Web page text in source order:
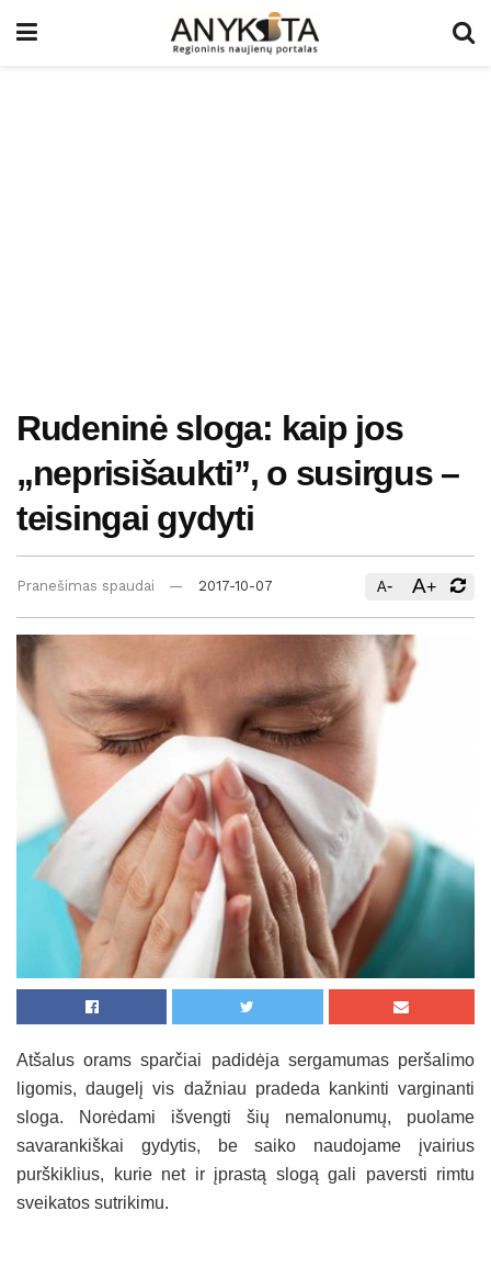
Rudeninė sloga: kaip jos
„neprisišaukti”, o susirgus –
teisingai gydyti
Pranešimas spaudai 2017-10-07 A- A+
Atšalus orams sparčiai padidėja sergamumas peršalimo
ligomis, daugelį vis dažniau pradeda kankinti varginanti
sloga. Norėdami išvengti šių nemalonumų, puolame
savarankiškai gydytis, be saiko naudojame įvairius
purškiklius, kurie net ir įprastą slogą gali paversti rimtu
sveikatos sutrikimu.